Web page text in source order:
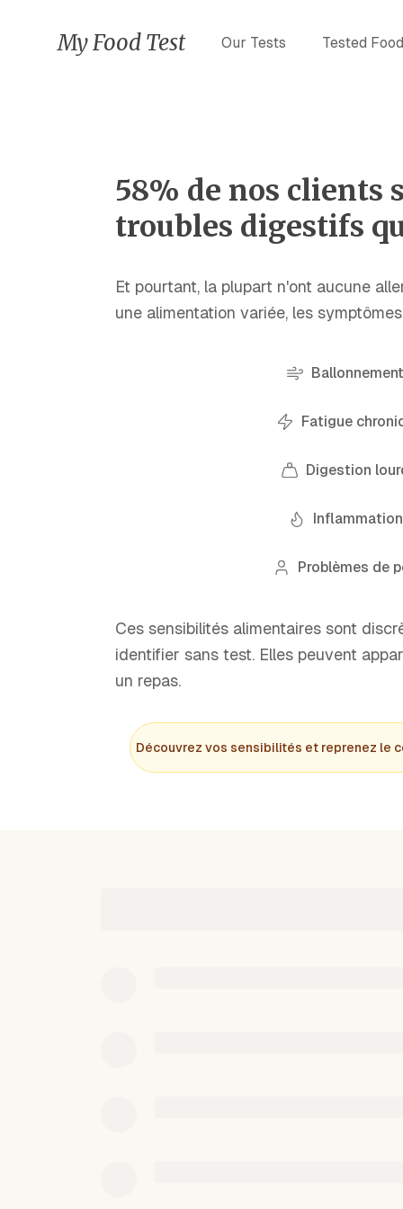
My Food Test Our Tests Tested
58% de nos clients
troubles digestifs
Et pourtant, la plupart n'ont aucune
une alimentation variée, les
Fatigue
Digestion
Problèmes de
Ces sensibilités alimentaires sont
identifier sans test. Elles peuvent
un repas.
Découvrez vos sensibilités et reprenez le